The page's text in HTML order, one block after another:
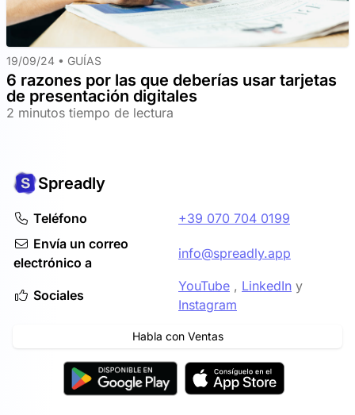
19/09/24 • GUÍAS
6 razones por las que deberías usar tarjetas
de presentación digitales
2 minutos tiempo de lectura
Spreadly
Teléfono
+39 070 704 0199
Envía un correo
electrónico a
info@spreadly.app
Sociales
YouTube , LinkedIn y
Instagram
Habla con Ventas